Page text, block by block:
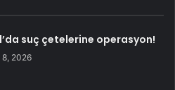
suç çetelerine operasyon!
8, 2026